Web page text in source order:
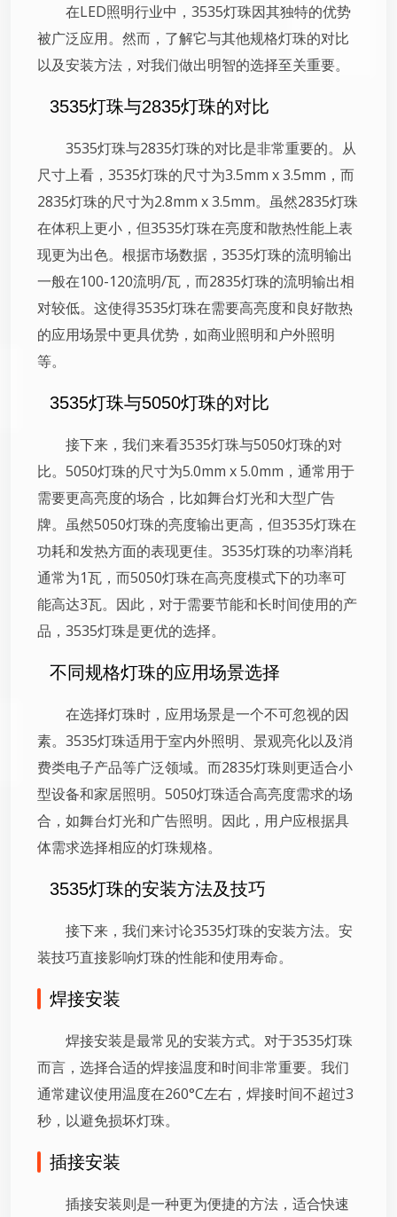
在LED照明行业中，3535灯珠因其独特的优势
被广泛应用。然而，了解它与其他规格灯珠的对比
以及安装方法，对我们做出明智的选择至关重要。
3535灯珠与2835灯珠的对比
3535灯珠与2835灯珠的对比是非常重要的。从
尺寸上看，3535灯珠的尺寸为3.5mm x 3.5mm，而
2835灯珠的尺寸为2.8mm x 3.5mm。虽然2835灯珠
在体积上更小，但3535灯珠在亮度和散热性能上表
现更为出色。根据市场数据，3535灯珠的流明输出
一般在100-120流明/瓦，而2835灯珠的流明输出相
对较低。这使得3535灯珠在需要高亮度和良好散热
的应用场景中更具优势，如商业照明和户外照明
等。
3535灯珠与5050灯珠的对比
接下来，我们来看3535灯珠与5050灯珠的对
比。5050灯珠的尺寸为5.0mm x 5.0mm，通常用于
需要更高亮度的场合，比如舞台灯光和大型广告
牌。虽然5050灯珠的亮度输出更高，但3535灯珠在
功耗和发热方面的表现更佳。3535灯珠的功率消耗
通常为1瓦，而5050灯珠在高亮度模式下的功率可
能高达3瓦。因此，对于需要节能和长时间使用的产
品，3535灯珠是更优的选择。
不同规格灯珠的应用场景选择
在选择灯珠时，应用场景是一个不可忽视的因
素。3535灯珠适用于室内外照明、景观亮化以及消
费类电子产品等广泛领域。而2835灯珠则更适合小
型设备和家居照明。5050灯珠适合高亮度需求的场
合，如舞台灯光和广告照明。因此，用户应根据具
体需求选择相应的灯珠规格。
3535灯珠的安装方法及技巧
接下来，我们来讨论3535灯珠的安装方法。安
装技巧直接影响灯珠的性能和使用寿命。
焊接安装
焊接安装是最常见的安装方式。对于3535灯珠
而言，选择合适的焊接温度和时间非常重要。我们
通常建议使用温度在260°C左右，焊接时间不超过3
秒，以避免损坏灯珠。
插接安装
插接安装则是一种更为便捷的方法，适合快速